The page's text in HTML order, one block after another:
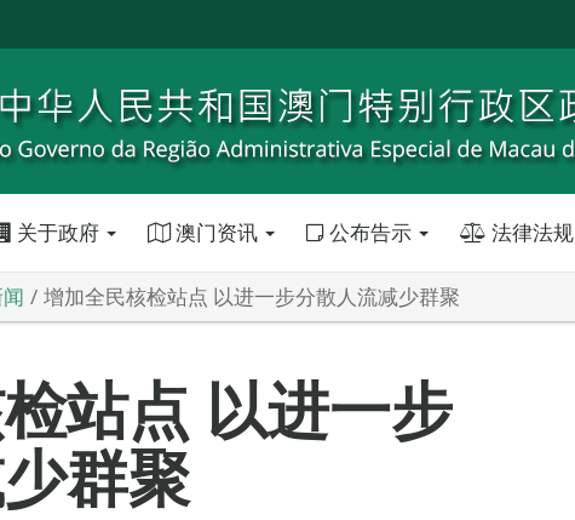
关于政府 澳门资讯 公布告示 法律法规
增加全民核检站点 以进一步分散人流减少群聚
站点 以进一步
群聚